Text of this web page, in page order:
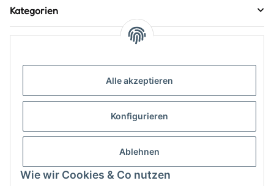
Alle akzeptieren
Konfigurieren
Ablehnen
Wie wir Cookies & Co nutzen
Kategorien
Informationen
Gesetzliche Informationen